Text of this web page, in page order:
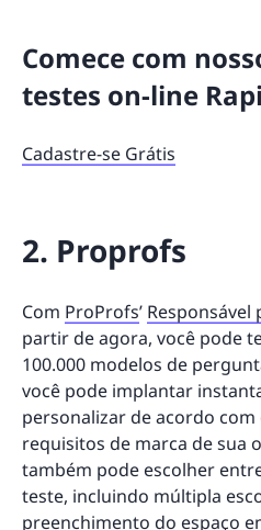
Comece com
testes on-line
Cadastre-se Grátis
2. Proprofs
Com ProProfs’
partir de agora, você pode
100.000 modelos de
você pode implantar
personalizar de acordo
requisitos de marca de sua
também pode escolher
teste, incluindo múltipla
preenchimento do espaço